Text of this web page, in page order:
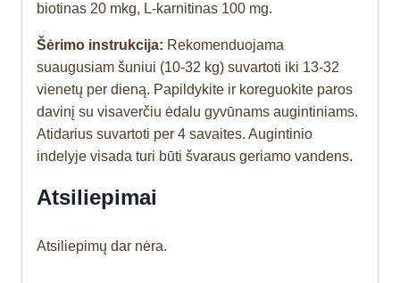
biotinas 20 mkg, L-karnitinas 100 mg.
Šėrimo instrukcija: Rekomenduojama
suaugusiam šuniui (10-32 kg) suvartoti iki 13-32
vienetų per dieną. Papildykite ir koreguokite paros
davinį su visaverčiu ėdalu gyvūnams augintiniams.
Atidarius suvartoti per 4 savaites. Augintinio
indelyje visada turi būti švaraus geriamo vandens.
Atsiliepimai
Atsiliepimų dar nėra.